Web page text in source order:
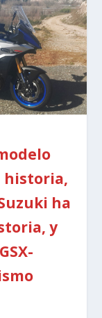
historia,
ha
y